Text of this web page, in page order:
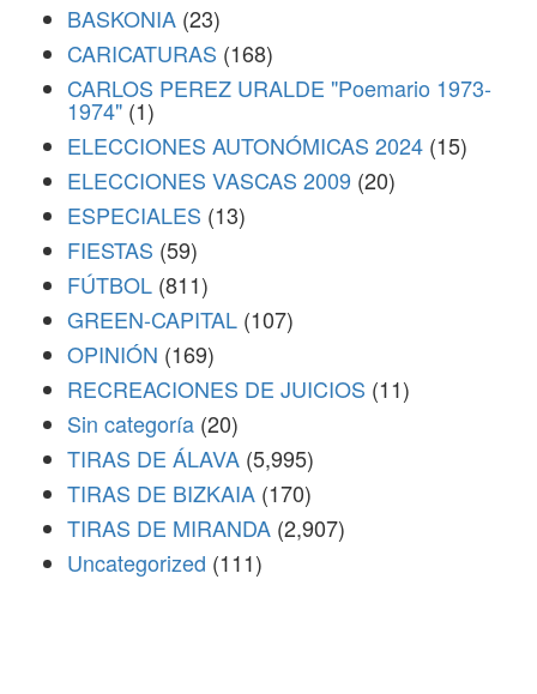
BASKONIA (23)
CARICATURAS (168)
CARLOS PEREZ URALDE "Poemario 1973-
1974" (1)
ELECCIONES AUTONÓMICAS 2024 (15)
ELECCIONES VASCAS 2009 (20)
ESPECIALES (13)
FIESTAS (59)
FÚTBOL (811)
GREEN-CAPITAL (107)
OPINIÓN (169)
RECREACIONES DE JUICIOS (11)
Sin categoría (20)
TIRAS DE ÁLAVA (5,995)
TIRAS DE BIZKAIA (170)
TIRAS DE MIRANDA (2,907)
Uncategorized (111)